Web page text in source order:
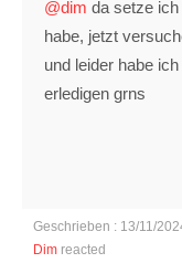
@dim da setze
habe, jetzt
und leider habe
erledigen grns
Geschrieben : 13/11/
Dim reacted